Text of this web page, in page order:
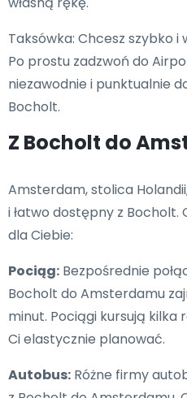
Taksówka: Chcesz szybko
Po prostu zadzwoń do
niezawodnie i punktualnie
Bocholt.
Z Bocholt do
Amsterdam, stolica
i łatwo dostępny z
dla Ciebie:
Pociąg: Bezpośrednie
Bocholt do Amsterdamu
minut. Pociągi kursują kilka
Ci elastycznie planować.
Autobus: Różne firmy